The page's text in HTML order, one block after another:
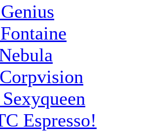
Espresso!